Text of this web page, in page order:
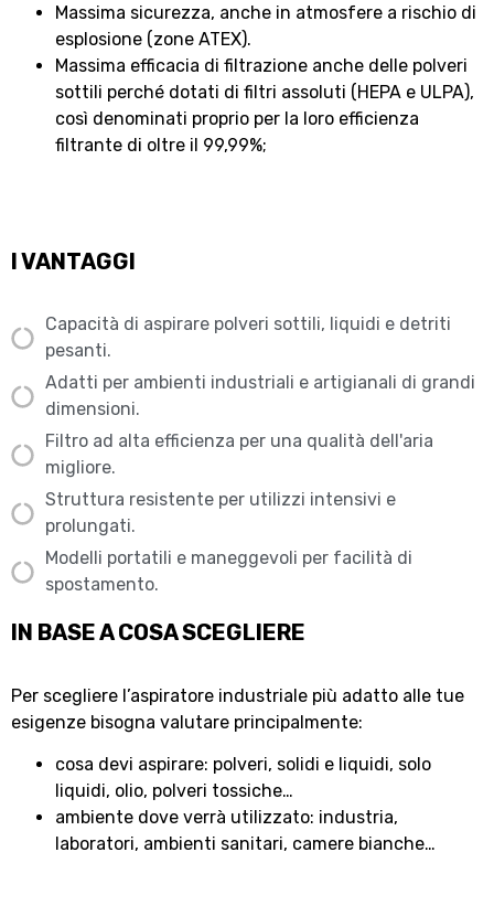
Massima sicurezza, anche in atmosfere a rischio di
esplosione (zone ATEX).
Massima efficacia di filtrazione anche delle polveri
sottili perché dotati di filtri assoluti (HEPA e ULPA),
così denominati proprio per la loro efficienza
filtrante di oltre il 99,99%;
I VANTAGGI
Capacità di aspirare polveri sottili, liquidi e detriti
pesanti.
Adatti per ambienti industriali e artigianali di grandi
dimensioni.
Filtro ad alta efficienza per una qualità dell'aria
migliore.
Struttura resistente per utilizzi intensivi e
prolungati.
Modelli portatili e maneggevoli per facilità di
spostamento.
IN BASE A COSA SCEGLIERE
Per scegliere l’aspiratore industriale più adatto alle tue
esigenze bisogna valutare principalmente:
cosa devi aspirare: polveri, solidi e liquidi, solo
liquidi, olio, polveri tossiche…
ambiente dove verrà utilizzato: industria,
laboratori, ambienti sanitari, camere bianche…